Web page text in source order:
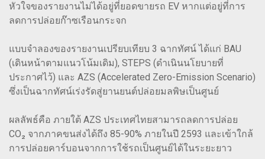
หัวใจของรายงานไม่ได้อยู่ที่ยอดขายรถ EV หากแต่อยู่ที่การ
ลดการปล่อยก๊าซเรือนกระจก
แบบจำลองของรายงานเปรียบเทียบ 3 ฉากทัศน์ ได้แก่ BAU
(เดินหน้าตามแนวโน้มเดิม), STEPS (ดำเนินนโยบายที่
ประกาศไว้) และ AZS (Accelerated Zero-Emission Scenario)
ซึ่งเป็นฉากทัศน์เร่งรัดสู่ยานยนต์ปล่อยมลพิษเป็นศูนย์
ผลลัพธ์คือ ภายใต้ AZS ประเทศไทยสามารถลดการปล่อย
CO₂ จากภาคขนส่งได้ถึง 85-90% ภายในปี 2593 และเข้าใกล้
การปล่อยคาร์บอนจากการใช้รถเป็นศูนย์ได้ในระยะยาว